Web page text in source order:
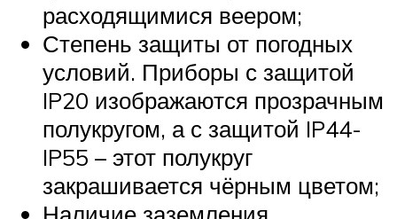
расходящимися веером;
Степень защиты от погодных
условий. Приборы с защитой
IP20 изображаются прозрачным
полукругом, а с защитой IP44-
IP55 – этот полукруг
закрашивается чёрным цветом;